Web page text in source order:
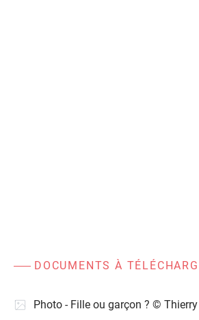
DOCUMENTS À
Photo - Fille ou garçon ? ©